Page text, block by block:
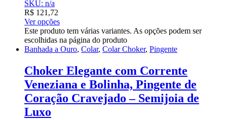
SKU: n/a
R$ 121,72
Ver opções
Este produto tem várias variantes. As opções podem ser
escolhidas na página do produto
Banhada a Ouro, Colar, Colar Choker, Pingente
Choker Elegante com Corrente
Veneziana e Bolinha, Pingente de
Coração Cravejado – Semijoia de
Luxo